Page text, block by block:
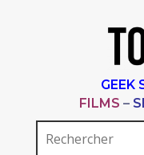
GEEK
FILMS –